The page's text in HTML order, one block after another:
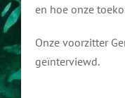
en hoe onze
Onze voorzitter
geïnterviewd.